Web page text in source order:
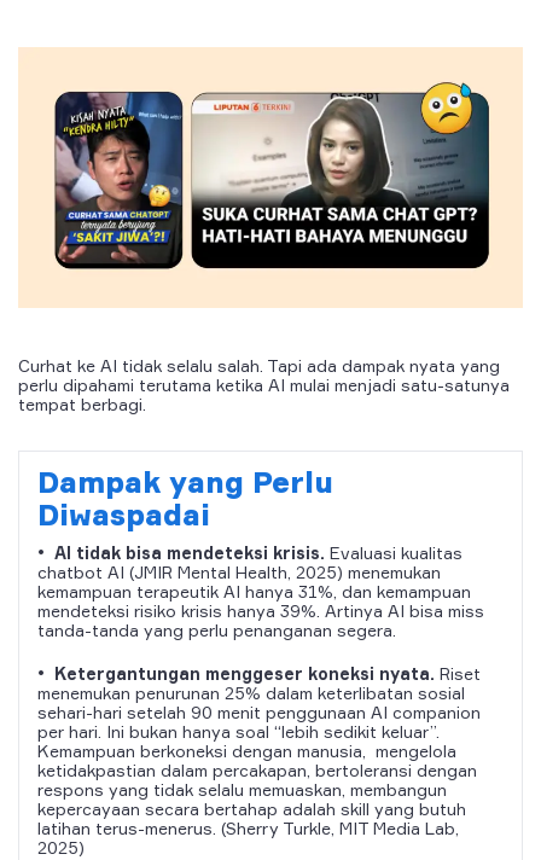
Curhat ke AI tidak selalu salah. Tapi ada dampak nyata yang
perlu dipahami terutama ketika AI mulai menjadi satu-satunya
tempat berbagi.
Dampak yang Perlu
Diwaspadai
• AI tidak bisa mendeteksi krisis. Evaluasi kualitas
chatbot AI (JMIR Mental Health, 2025) menemukan
kemampuan terapeutik AI hanya 31%, dan kemampuan
mendeteksi risiko krisis hanya 39%. Artinya AI bisa miss
tanda-tanda yang perlu penanganan segera.
• Ketergantungan menggeser koneksi nyata. Riset
menemukan penurunan 25% dalam keterlibatan sosial
sehari-hari setelah 90 menit penggunaan AI companion
per hari. Ini bukan hanya soal “lebih sedikit keluar”.
Kemampuan berkoneksi dengan manusia, mengelola
ketidakpastian dalam percakapan, bertoleransi dengan
respons yang tidak selalu memuaskan, membangun
kepercayaan secara bertahap adalah skill yang butuh
latihan terus-menerus. (Sherry Turkle, MIT Media Lab,
2025)